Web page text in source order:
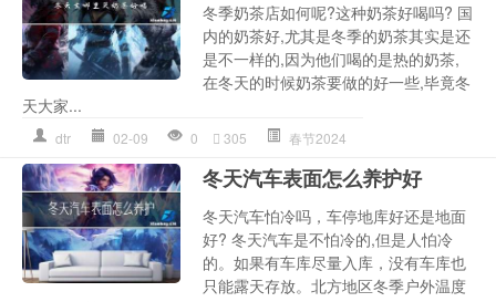
冬季奶茶店如何呢?这种奶茶好喝吗? 国
内的奶茶好,尤其是冬季的奶茶其实是还
是不一样的,因为他们喝的是热的奶茶,
在冬天的时候奶茶要做的好一些,毕竟冬
天大家...
dtr 02-09 0 305 春节2024
冬天汽车表面怎么养护好
冬天汽车怕冷吗，车停地库好还是地面
好? 冬天汽车是不怕冷的,但是人怕冷
的。如果有车库尽量入库，没有车库也
只能露天存放。北方地区冬季户外温度